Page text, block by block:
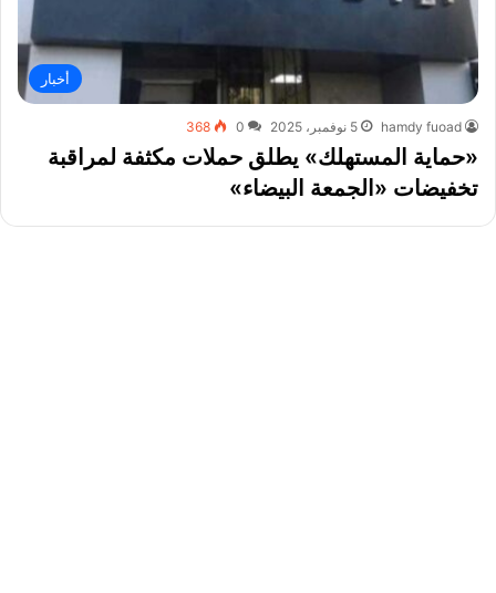
أخبار
hamdy fuoad 5 نوفمبر، 2025 0
368
«حماية المستهلك» يطلق حملات مكثفة لمراقبة
تخفيضات «الجمعة البيضاء»